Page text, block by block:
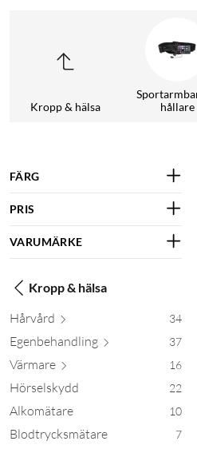
Kropp & hälsa
hållare
FÄRG
PRIS
VARUMÄRKE
Kropp & hälsa
Hårvård 34
Egenbehandling 37
Värmare 16
Hörselskydd 22
Alkomätare 10
Blodtrycksmätare 7